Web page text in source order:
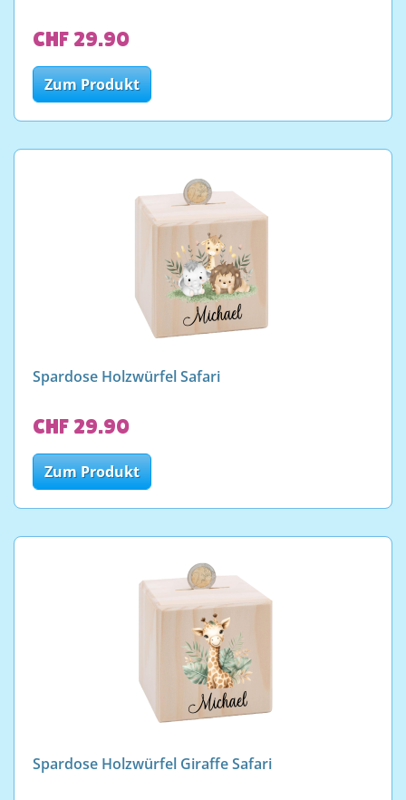
CHF 29.90
Zum Produkt
Spardose Holzwürfel Safari
CHF 29.90
Zum Produkt
Spardose Holzwürfel Giraffe Safari